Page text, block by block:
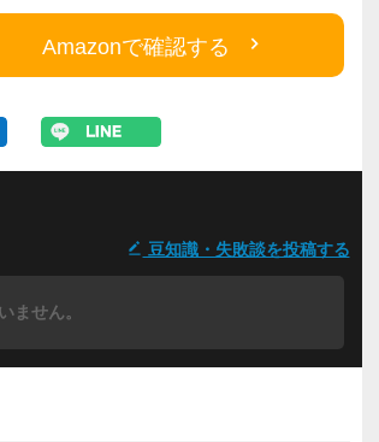
Amazonで確認する
豆知識・失敗談を投稿する
ません。